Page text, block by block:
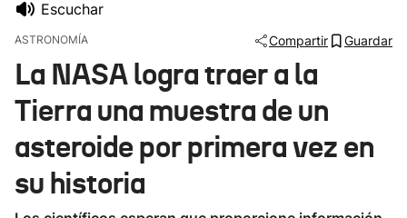
Ikusmiran
Eguraldia
Escuchar
ASTRONOMÍA Compartir Guardar
La NASA logra traer a la
Tierra una muestra de un
asteroide por primera vez en
su historia